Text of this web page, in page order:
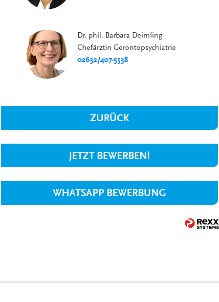
Dr. phil. Barbara Deimling
Chefärztin Gerontopsychiatrie
02632/407-5538
ZURÜCK
JETZT BEWERBEN!
WHATSAPP BEWERBUNG